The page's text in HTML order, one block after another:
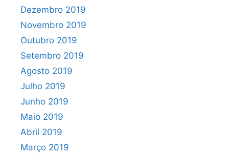
Dezembro 2019
Novembro 2019
Outubro 2019
Setembro 2019
Agosto 2019
Julho 2019
Junho 2019
Maio 2019
Abril 2019
Março 2019